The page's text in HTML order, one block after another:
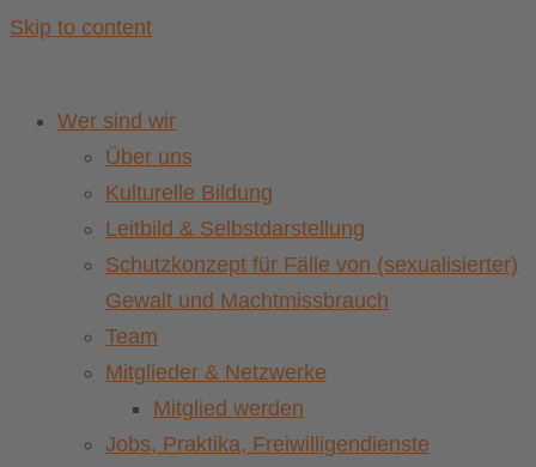
Skip to content
Wer sind wir
Über uns
Kulturelle Bildung
Leitbild & Selbstdarstellung
Schutzkonzept für Fälle von (sexualisierter)
Gewalt und Machtmissbrauch
Team
Mitglieder & Netzwerke
Mitglied werden
Jobs, Praktika, Freiwilligendienste